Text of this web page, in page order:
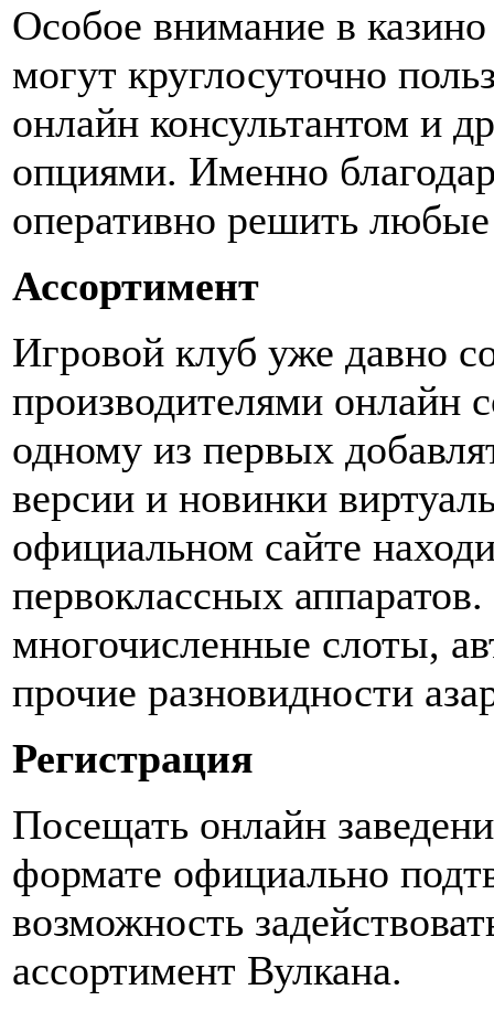
Особое внимание в
могут круглосуточно
онлайн консультантом и
опциями. Именно
оперативно решить
Ассортимент
Игровой клуб уже давно
производителями онлайн
одному из первых
версии и новинки
официальном сайте
первоклассных
многочисленные слоты,
прочие разновидности
Регистрация
Посещать онлайн
формате официально
возможность
ассортимент Вулкана.